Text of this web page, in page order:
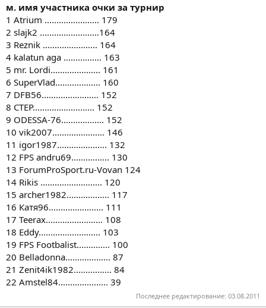
м. имя участника очки за турнир
1 Atrium ....................... 179
2 slajk2 .........................164
3 Reznik ....................... 164
4 kalatun aga ................ 163
5 mr. Lordi..................... 161
6 SuperVlad................... 160
7 DFB56........................ 152
8 CTEP.......................... 152
9 ODESSA-76.................. 152
10 vik2007...................... 146
11 igor1987..................... 132
12 FPS andru69................ 130
13 ForumProSport.ru-Vovan 124
14 Rikis .......................... 120
15 archer1982.................. 117
16 Катя96....................... 111
17 Teerax........................ 108
18 Eddy.......................... 103
19 FPS Footbalist.............. 100
20 Belladonna................... 87
21 Zenit4ik1982................ 84
22 Amstel84..................... 39
Последнее редактирование: 03.08.2011